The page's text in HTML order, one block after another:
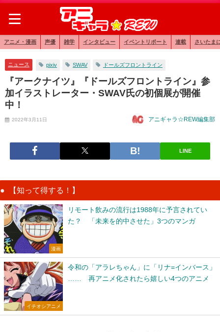
アニメ・漫画 声優 雑学 インタビュー イベントリポート 連載 さいたま
ニュース pixiv SWAV ドールズフロントライン
『アークナイツ』『ドールズフロントライン』参
加イラストレーター・SWAV氏の初個展が開催
中！
2022年3月11日 アニギャラ☆REW編集部
LINE
【知って得する！】
漫画
リモート飲みの流行は1988年に予言されてい
た？ 「未来を的中させた」3つのマンガ
イチオシアニメ
令和の「アラレちゃん」に「リナ=インバース」
…… 再アニメ化されたら嬉しい4つのアニメ